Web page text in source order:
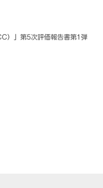
）」第5次評価報告書第1弾